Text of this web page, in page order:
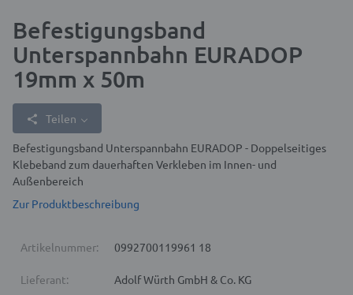
Befestigungsband
Unterspannbahn EURADOP
19mm x 50m
Teilen
Befestigungsband Unterspannbahn EURADOP - Doppelseitiges
Klebeband zum dauerhaften Verkleben im Innen- und
Außenbereich
Zur Produktbeschreibung
Artikelnummer: 0992700119961 18
Lieferant: Adolf Würth GmbH & Co. KG